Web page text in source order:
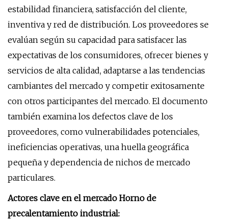
estabilidad financiera, satisfacción del cliente,
inventiva y red de distribución. Los proveedores se
evalúan según su capacidad para satisfacer las
expectativas de los consumidores, ofrecer bienes y
servicios de alta calidad, adaptarse a las tendencias
cambiantes del mercado y competir exitosamente
con otros participantes del mercado. El documento
también examina los defectos clave de los
proveedores, como vulnerabilidades potenciales,
ineficiencias operativas, una huella geográfica
pequeña y dependencia de nichos de mercado
particulares.
Actores clave en el mercado Horno de
precalentamiento industrial: